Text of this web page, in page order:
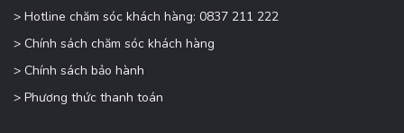
> Hotline chăm sóc khách hàng: 0837 211 222
> Chính sách chăm sóc khách hàng
> Chính sách bảo hành
> Phương thức thanh toán